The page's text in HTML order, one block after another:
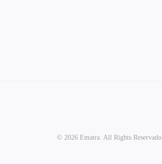
© 2026 Ematra. All Rights Reservado